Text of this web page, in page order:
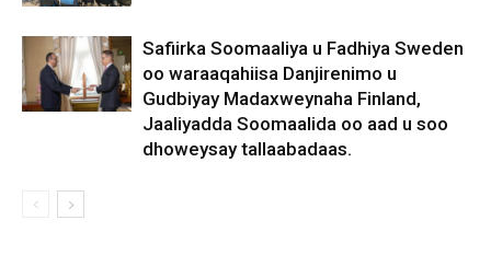
Safiirka Soomaaliya u Fadhiya Sweden
oo waraaqahiisa Danjirenimo u
Gudbiyay Madaxweynaha Finland,
Jaaliyadda Soomaalida oo aad u soo
dhoweysay tallaabadaas.